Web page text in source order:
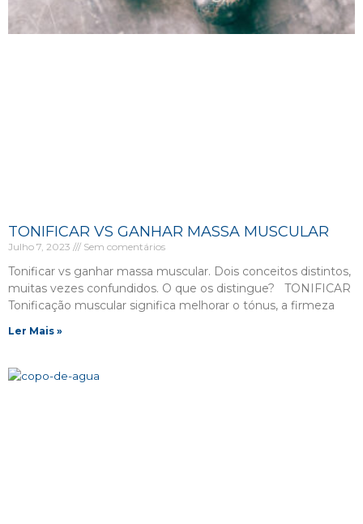
TONIFICAR VS GANHAR MASSA MUSCULAR
Julho 7, 2023 Sem comentários
Tonificar vs ganhar massa muscular. Dois conceitos distintos,
muitas vezes confundidos. O que os distingue? TONIFICAR
Tonificação muscular significa melhorar o tónus, a firmeza
Ler Mais »